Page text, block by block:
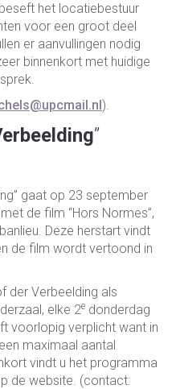
het locatiebestuur
voor een groot deel
er aanvullingen nodig
binnenkort met huidige
).
”
gaat op 23 september
de film “Hors Normes”,
Deze herstart vindt
de film wordt vertoond in
der Verbeelding als
elke 2e donderdag
voorlopig verplicht want in
maximaal aantal
vindt u het programma
de website. (contact: